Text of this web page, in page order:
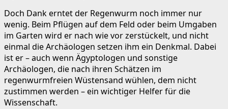
Doch Dank erntet der Regenwurm noch immer nur
wenig. Beim Pflügen auf dem Feld oder beim Umgaben
im Garten wird er nach wie vor zerstückelt, und nicht
einmal die Archäologen setzen ihm ein Denkmal. Dabei
ist er – auch wenn Ägyptologen und sonstige
Archäologen, die nach ihren Schätzen im
regenwurmfreien Wüstensand wühlen, dem nicht
zustimmen werden – ein wichtiger Helfer für die
Wissenschaft.